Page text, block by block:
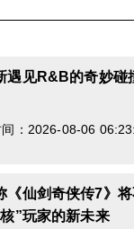
遇见R&B的奇妙
间：2026-08-06
《仙剑奇侠传7》
”玩家的新未来